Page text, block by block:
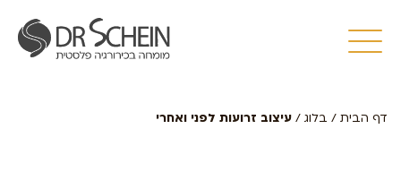
דף הבית / בלוג / עיצוב זרועות לפני ואחרי